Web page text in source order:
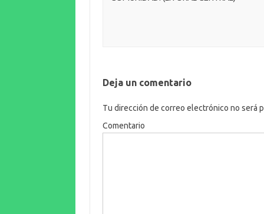
k
o
Deja un comentario
Tu dirección de correo electrónico no será
Comentario